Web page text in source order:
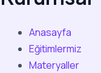
Anasayfa
Eğitimlermiz
Materyaller